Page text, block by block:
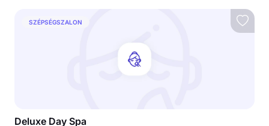
SZÉPSÉGSZALON
Deluxe Day Spa